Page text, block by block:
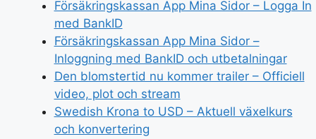
Försäkringskassan App Mina Sidor – Logga In
med BankID
Försäkringskassan App Mina Sidor –
Inloggning med BankID och utbetalningar
Den blomstertid nu kommer trailer – Officiell
video, plot och stream
Swedish Krona to USD – Aktuell växelkurs
och konvertering